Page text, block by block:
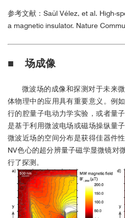
参考文献： Saül Vélez, et al. High-
a magnetic insulator. Nature
■ 场成像
微波场的成像和探测对于未来
体物理中的应用具有重要意义。例
行的腔量子电动力学实验，或者量
是基于利用微波电场或磁场操纵量
微波近场的空间分布是获得佳器件
NV色心的超分辨量子磁学显微镜对
行了探测。